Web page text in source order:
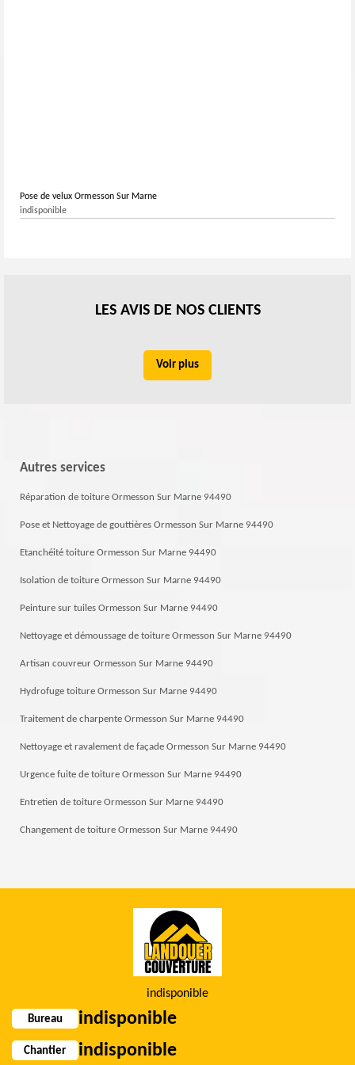
Pose de velux Ormesson Sur Marne
indisponible
LES AVIS DE NOS CLIENTS
Voir plus
Autres services
Réparation de toiture Ormesson Sur Marne 94490
Pose et Nettoyage de gouttières Ormesson Sur Marne 94490
Etanchéité toiture Ormesson Sur Marne 94490
Isolation de toiture Ormesson Sur Marne 94490
Peinture sur tuiles Ormesson Sur Marne 94490
Nettoyage et démoussage de toiture Ormesson Sur Marne 94490
Artisan couvreur Ormesson Sur Marne 94490
Hydrofuge toiture Ormesson Sur Marne 94490
Traitement de charpente Ormesson Sur Marne 94490
Nettoyage et ravalement de façade Ormesson Sur Marne 94490
Urgence fuite de toiture Ormesson Sur Marne 94490
Entretien de toiture Ormesson Sur Marne 94490
Changement de toiture Ormesson Sur Marne 94490
indisponible
Bureau indisponible
Chantier indisponible